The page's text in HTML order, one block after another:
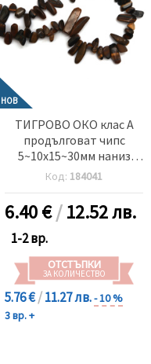
НОВ
ТИГРОВО ОКО клас А
продълговат чипс
5~10x15~30мм наниз
естествени камъни
60~64 броя
Код: 184041
6.40€/12.52 лв.
1-2 вр.
ОТСТЪПКИ
ЗА КОЛИЧЕСТВО
5.76 €/11.27 лв.- 10 %
3 вр. +